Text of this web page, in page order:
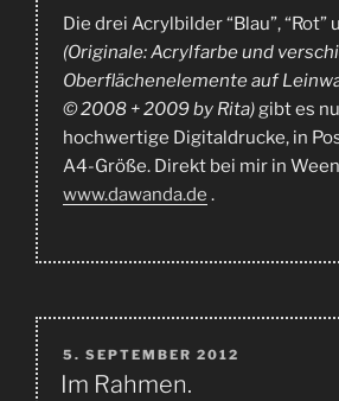
Die drei Acrylbilder “Blau”, “Rot”
(Originale: Acrylfarbe und
Oberflächenelemente auf
© 2008 + 2009 by Rita)gibt es
hochwertige Digitaldrucke, in
A4-Größe. Direkt bei mir in
www.dawanda.de .
VERÖFFENTLICHT
AM
5. SEPTEMBER 2012
Im Rahmen.